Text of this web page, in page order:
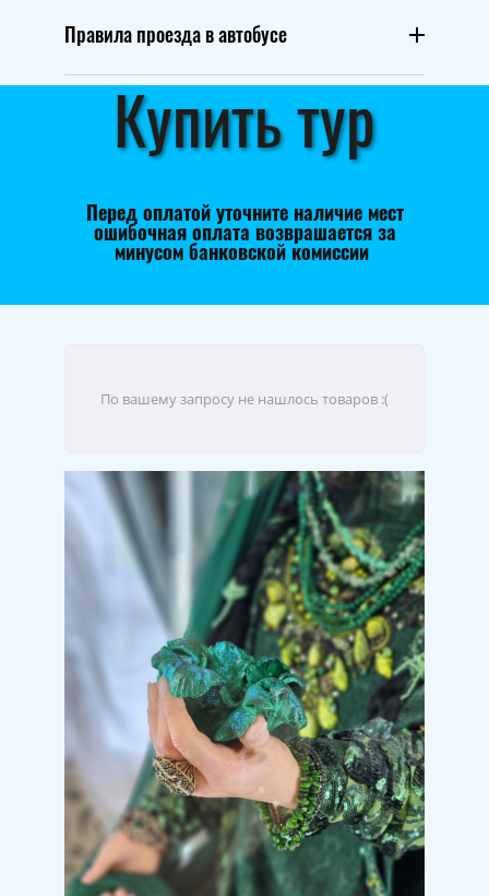
Правила проезда в автобусе
Купить тур
Перед оплатой уточните наличие мест
ошибочная оплата возврашается за
минусом банковской комиссии
По вашему запросу не нашлось товаров :(